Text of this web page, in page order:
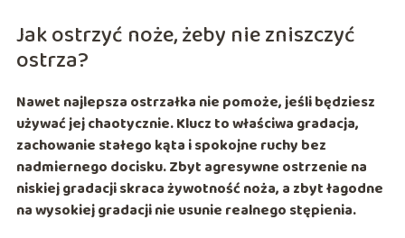
Jak ostrzyć noże, żeby nie zniszczyć
ostrza?
Nawet najlepsza ostrzałka nie pomoże, jeśli będziesz
używać jej chaotycznie. Klucz to właściwa gradacja,
zachowanie stałego kąta i spokojne ruchy bez
nadmiernego docisku. Zbyt agresywne ostrzenie na
niskiej gradacji skraca żywotność noża, a zbyt łagodne
na wysokiej gradacji nie usunie realnego stępienia.